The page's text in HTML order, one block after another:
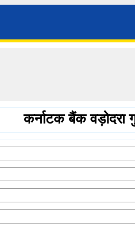
कर्नाटक बैंक वड़ोदरा